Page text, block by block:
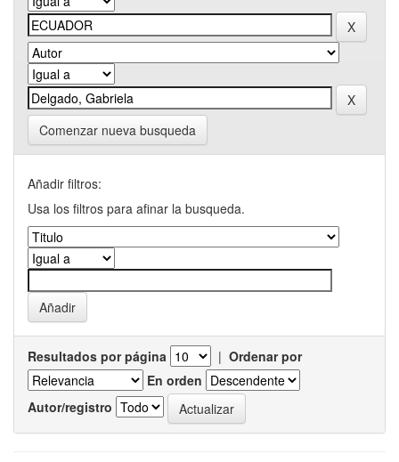
Comenzar nueva busqueda
Añadir filtros:
Usa los filtros para afinar la busqueda.
Resultados por página | Ordenar por
En orden
Autor/registro